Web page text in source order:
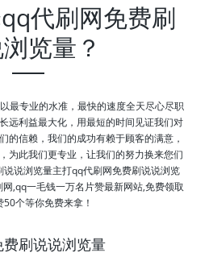
代刷网免费刷
览量？
最专业的水准，最快的速度全天尽心尽职
远利益最大化，用最短的时间见证我们对
的信赖，我们的成功有赖于顾客的满意，
为此我们更专业，让我们的努力换来您们
说浏览量主打qq代刷网免费刷说说浏览
,qq一毛钱一万名片赞最新网站,免费领取
个等你免费来拿！
刷说说浏览量